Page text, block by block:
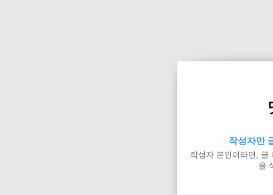
작성자만
작성자 본인이라면, 글
을